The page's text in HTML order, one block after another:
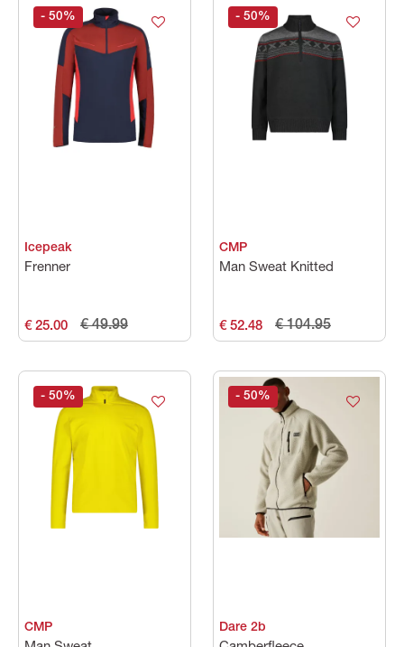
Icepeak
Frenner
€ 25.00 € 49.99
- 50%
CMP
Man Sweat Knitted
€ 52.48 € 104.95
- 50%
CMP
- 50%
Dare 2b
- 50%